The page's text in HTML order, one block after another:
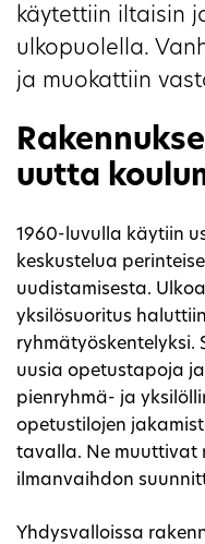
käytettiin iltaisin
ulkopuolella.
ja muokattiin
uutta
1960-luvulla käytiin
keskustelua
uudistamisesta.
yksilösuoritus
ryhmätyöskentelyksi.
uusia opetustapoja
pienryhmä- ja
opetustilojen
tavalla. Ne muuttivat
ilmanvaihdon
Yhdysvalloissa